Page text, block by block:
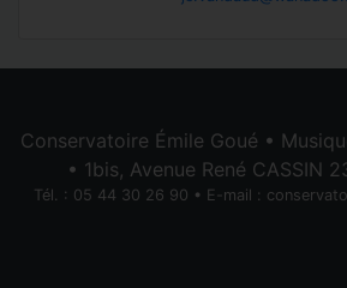
Conservatoire Émile Goué •
• 1bis, Avenue René CASSIN
Tél. : 05 44 30 26 90 • E-mail :